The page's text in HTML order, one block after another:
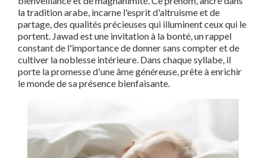
la tradition arabe, incarne l'esprit d'altruisme et de
partage, des qualités précieuses qui illuminent ceux qui le
portent. Jawad est une invitation à la bonté, un rappel
constant de l'importance de donner sans compter et de
cultiver la noblesse intérieure. Dans chaque syllabe, il
porte la promesse d'une âme généreuse, prête à enrichir
le monde de sa présence bienfaisante.